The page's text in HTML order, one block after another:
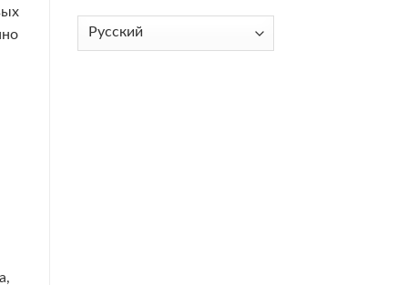
Выбрать